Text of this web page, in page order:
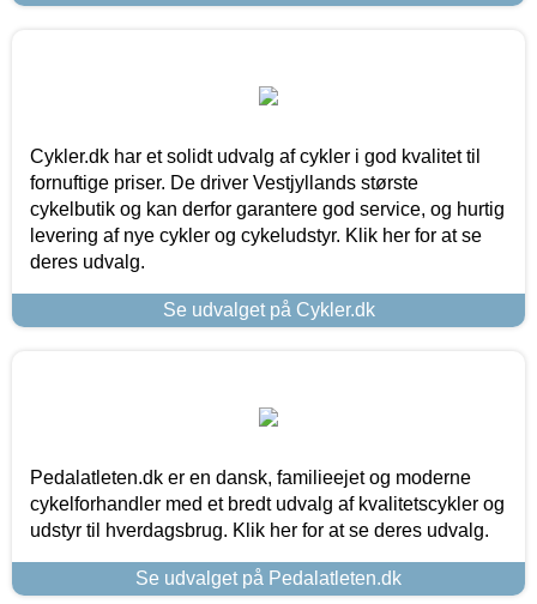
Cykler.dk har et solidt udvalg af cykler i god kvalitet til
fornuftige priser. De driver Vestjyllands største
cykelbutik og kan derfor garantere god service, og hurtig
levering af nye cykler og cykeludstyr. Klik her for at se
deres udvalg.
Se udvalget på Cykler.dk
Pedalatleten.dk er en dansk, familieejet og moderne
cykelforhandler med et bredt udvalg af kvalitetscykler og
udstyr til hverdagsbrug. Klik her for at se deres udvalg.
Se udvalget på Pedalatleten.dk